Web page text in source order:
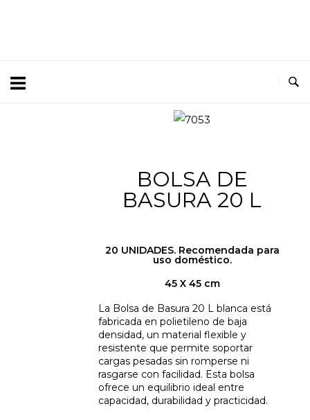
BOLSA DE
BASURA 20 L
20 UNIDADES. Recomendada para
uso doméstico.
45 X 45 cm
La Bolsa de Basura 20 L blanca está
fabricada en polietileno de baja
densidad, un material flexible y
resistente que permite soportar
cargas pesadas sin romperse ni
rasgarse con facilidad. Esta bolsa
ofrece un equilibrio ideal entre
capacidad, durabilidad y practicidad.